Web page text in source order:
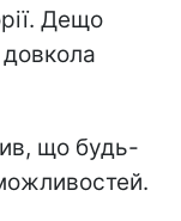
Дещо
що будь-